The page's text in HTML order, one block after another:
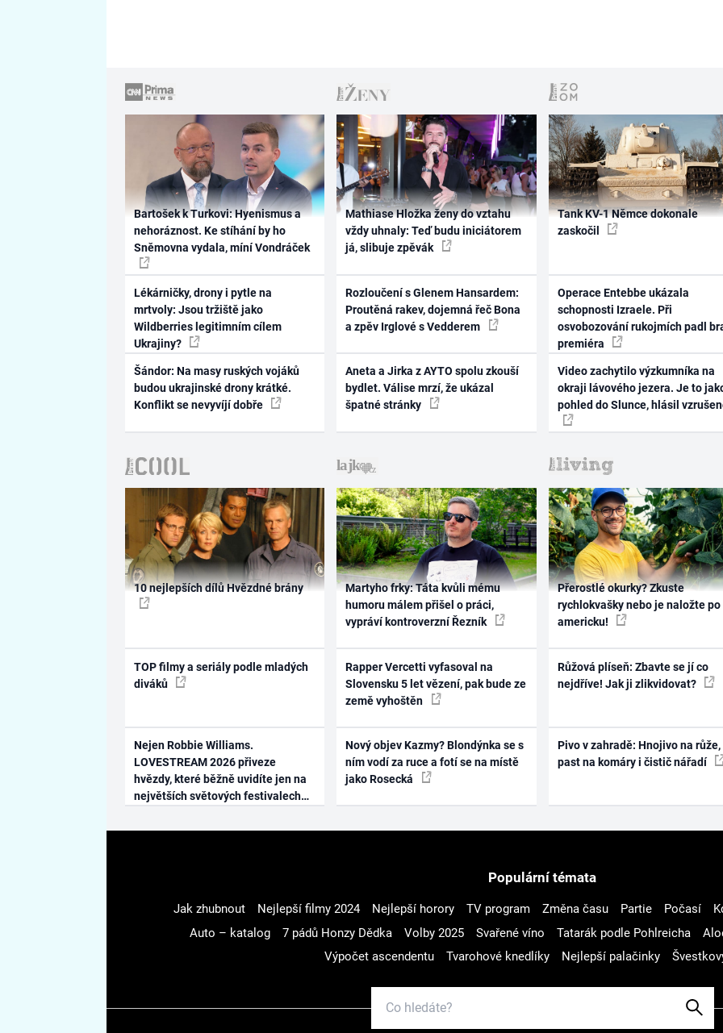
Bartošek k Turkovi: Hyenismus a
nehoráznost. Ke stíhání by ho
Sněmovna vydala, míní Vondráček
Lékárničky, drony i pytle na
mrtvoly: Jsou tržiště jako
Wildberries legitimním cílem
Ukrajiny?
Šándor: Na masy ruských vojáků
budou ukrajinské drony krátké.
Konflikt se nevyvíjí dobře
Mathiase Hložka ženy do vztahu
vždy uhnaly: Teď budu iniciátorem
já, slibuje zpěvák
Rozloučení s Glenem Hansardem:
Proutěná rakev, dojemná řeč Bona
a zpěv Irglové s Vedderem
Aneta a Jirka z AYTO spolu zkouší
bydlet. Válise mrzí, že ukázal
špatné stránky
Tank KV-1 Němce dokonale
zaskočil
Operace Entebbe ukázala
schopnosti Izraele. Při
osvobozování rukojmích padl
premiéra
Video zachytilo výzkumníka na
okraji lávového jezera. Je to
pohled do Slunce, hlásil
10 nejlepších dílů Hvězdné brány
TOP filmy a seriály podle mladých
diváků
Nejen Robbie Williams.
LOVESTREAM 2026 přiveze
hvězdy, které běžně uvidíte jen na
největších světových festivalech
Martyho frky: Táta kvůli mému
humoru málem přišel o práci,
vypráví kontroverzní Řezník
Rapper Vercetti vyfasoval na
Slovensku 5 let vězení, pak bude ze
země vyhoštěn
Nový objev Kazmy? Blondýnka se s
ním vodí za ruce a fotí se na místě
jako Rosecká
Přerostlé okurky? Zkuste
rychlokvašky nebo je naložte po
americku!
Růžová plíseň: Zbavte se jí co
nejdříve! Jak ji zlikvidovat?
Pivo v zahradě: Hnojivo na růže,
past na komáry i čistič nářadí
Populární témata
Jak zhubnout Nejlepší filmy 2024 Nejlepší horory TV program Změna času Partie Počasí
Auto – katalog
7 pádů Honzy Dědka Volby 2025 Svařené víno Tatarák podle Pohlreicha
Výpočet ascendentu
Tvarohové knedlíky Nejlepší palačinky